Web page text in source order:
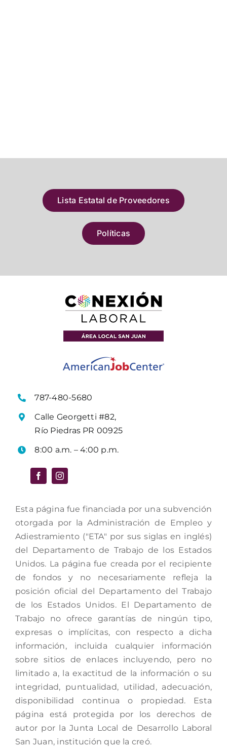
Lista Estatal de Proveedores
Políticas
787-480-5680
Calle Georgetti #82,
Río Piedras PR 00925
8:00 a.m. – 4:00 p.m.
Esta página fue financiada por una subvención
otorgada por la Administración de Empleo y
Adiestramiento ("ETA" por sus siglas en inglés)
del Departamento de Trabajo de los Estados
Unidos. La página fue creada por el recipiente
de fondos y no necesariamente refleja la
posición oficial del Departamento del Trabajo
de los Estados Unidos. El Departamento de
Trabajo no ofrece garantías de ningún tipo,
expresas o implícitas, con respecto a dicha
información, incluida cualquier información
sobre sitios de enlaces incluyendo, pero no
limitado a, la exactitud de la información o su
integridad, puntualidad, utilidad, adecuación,
disponibilidad continua o propiedad. Esta
página está protegida por los derechos de
autor por la Junta Local de Desarrollo Laboral
San Juan, institución que la creó.